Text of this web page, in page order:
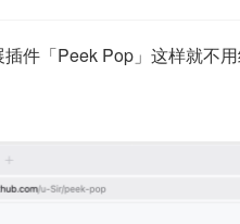
件「Peek Pop」这样就不